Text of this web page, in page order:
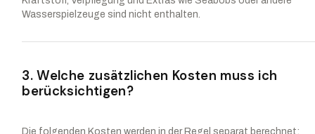
Wasserspielzeuge sind nicht enthalten.
3. Welche zusätzlichen Kosten muss ich
berücksichtigen?
Die folgenden Kosten werden in der Regel separat berechnet: